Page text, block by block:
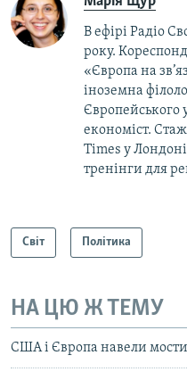
В ефірі Радіо
року.
«Європа на
іноземна
Європейського
економіст.
Times у
тренінги для
Світ Політика
НА ЦЮ Ж ТЕМУ
США і Європа навели мости